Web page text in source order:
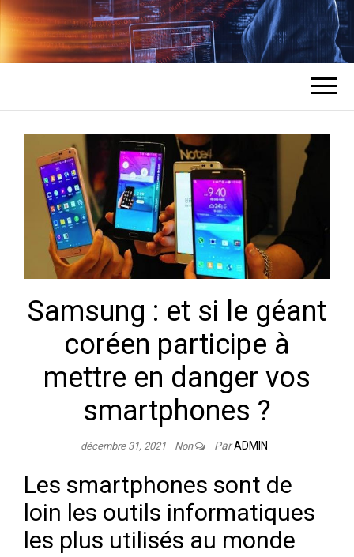
COMMENT UN
HACKER
PIRATE DES
COMPTES ?
L'expert en récupération de mots de
passe des comptes
Samsung : et si le géant
coréen participe à
mettre en danger vos
smartphones ?
décembre 31, 2021 Non ParADMIN
Les smartphones sont de
loin les outils informatiques
les plus utilisés au monde